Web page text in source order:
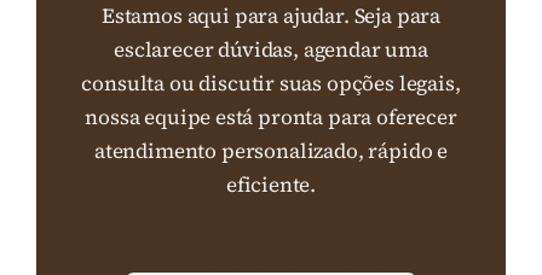
Estamos aqui para ajudar. Seja para
esclarecer dúvidas, agendar uma
consulta ou discutir suas opções legais,
nossa equipe está pronta para oferecer
atendimento personalizado, rápido e
eficiente.